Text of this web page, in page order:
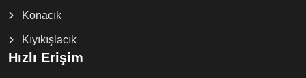
Konacık
Kıyıkışlacık
Hızlı Erişim